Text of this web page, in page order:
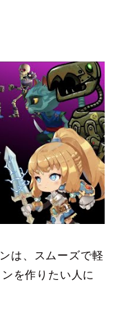
は、スムーズで軽
を作りたい人に